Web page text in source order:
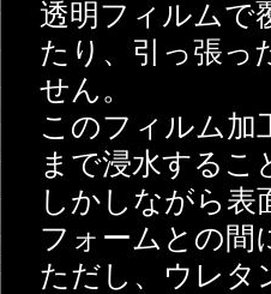
透明フィルムで
たり、引っ張っ
せん。
このフィルム加
まで浸水するこ
しかしながら表
フォームとの間
ただし、ウレタ